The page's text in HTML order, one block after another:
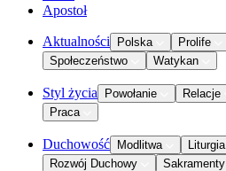
Apostoł
Aktualności Polska Prolife
Społeczeństwo
Watykan
Styl życia Powołanie Relacje
Praca
Duchowość Modlitwa Liturgia
Rozwój Duchowy
Sakramenty